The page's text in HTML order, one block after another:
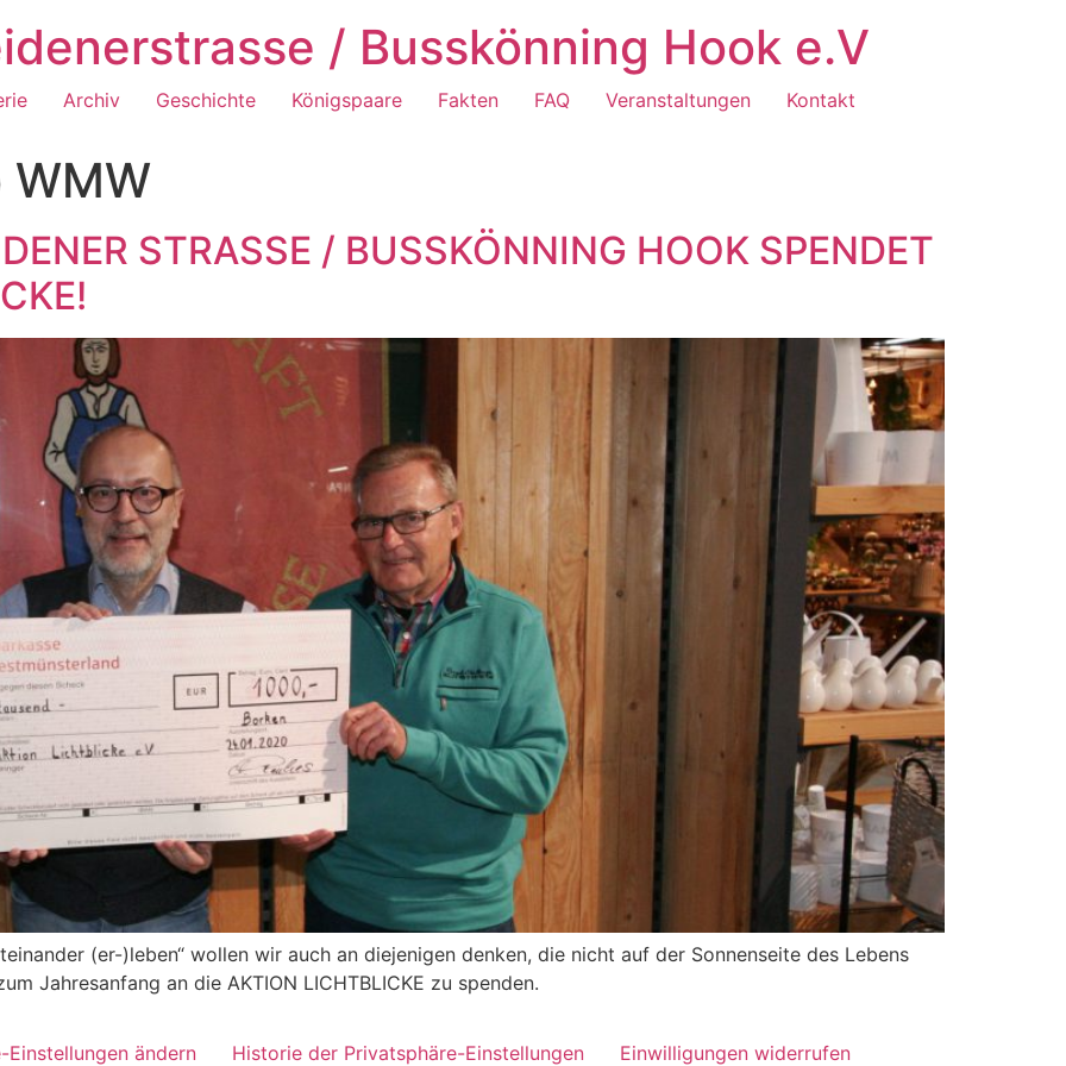
/ Busskönning Hook e.V
Archiv Geschichte Königspaare Fakten FAQ Veranstaltungen Kontakt
WMW
STRASSE / BUSSKÖNNING HOOK SPENDET
(er-)leben“ wollen wir auch an diejenigen denken, die nicht auf der Sonnenseite des Lebens
Jahresanfang an die AKTION LICHTBLICKE zu spenden.
Einstellungen ändern Historie der Privatsphäre-Einstellungen Einwilligungen widerrufen